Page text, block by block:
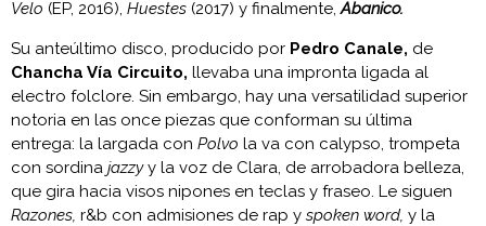
Velo (EP, 2016), Huestes (2017) y finalmente,Abanico.
Su anteúltimo disco, producido por Pedro Canale, de
Chancha Vía Circuito, llevaba una impronta ligada al
electro folclore. Sin embargo, hay una versatilidad superior
notoria en las once piezas que conforman su última
entrega: la largada con Polvo la va con calypso, trompeta
con sordina jazzyy la voz de Clara, de arrobadora belleza,
que gira hacia visos nipones en teclas y fraseo. Le siguen
Razones, r&b con admisiones de rap y spoken word, y la